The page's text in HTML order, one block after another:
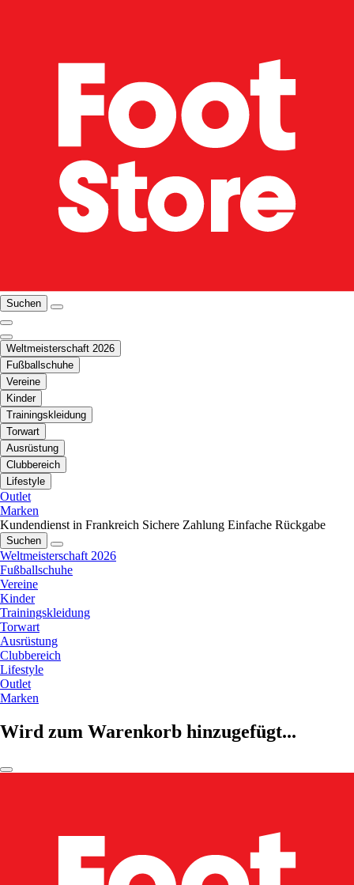
Suchen
Weltmeisterschaft 2026
Fußballschuhe
Vereine
Kinder
Trainingskleidung
Torwart
Ausrüstung
Clubbereich
Lifestyle
Outlet
Marken
Kundendienst in Frankreich Sichere Zahlung Einfache Rückgabe
Suchen
Weltmeisterschaft 2026
Fußballschuhe
Vereine
Kinder
Trainingskleidung
Torwart
Ausrüstung
Clubbereich
Lifestyle
Outlet
Marken
Wird zum Warenkorb hinzugefügt...